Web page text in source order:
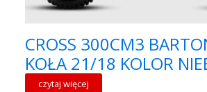
CROSS 300CM3
KOŁA 21/18 KOLOR
czytaj więcej